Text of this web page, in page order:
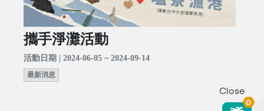
攜手淨灘活動
活動日期 | 2024-06-05 ~ 2024-09-14
最新消息
Close
0